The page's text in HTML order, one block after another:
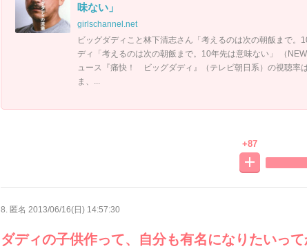
味ない」
girlschannel.net
ビッグダディこと林下清志さん「考えるのは次の朝飯まで。
ディ「考えるのは次の朝飯まで。10年先は意味ない」 （
ュース『痛快！ ビッグダディ』（テレビ朝日系）の視聴率
ま、...
+87
8. 匿名 2013/06/16(日) 14:57:30
ダディの子供作って、自分も有名になりたいって